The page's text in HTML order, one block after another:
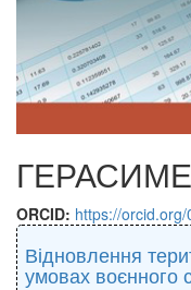
ORCID: https://
Відновлення
умовах воєнного